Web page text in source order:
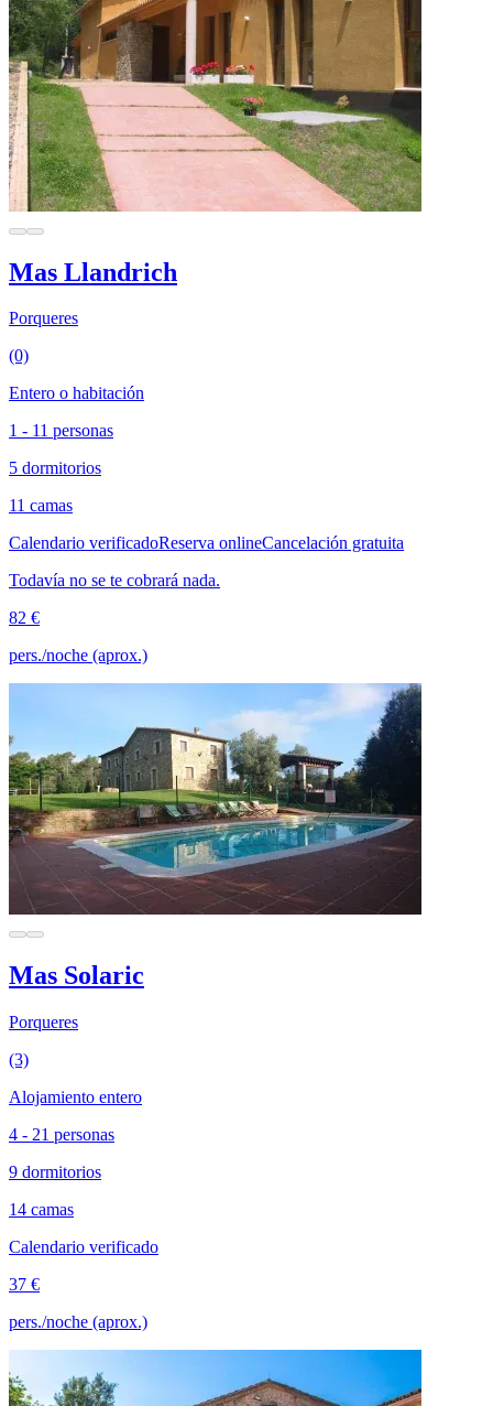
Mas Llandrich
Porqueres
(0)
Entero o habitación
1 - 11 personas
5 dormitorios
11 camas
Calendario verificadoReserva onlineCancelación gratuita
Todavía no se te cobrará nada.
82 €
pers./noche (aprox.)
Mas Solaric
Porqueres
(3)
Alojamiento entero
4 - 21 personas
9 dormitorios
14 camas
Calendario verificado
37 €
pers./noche (aprox.)